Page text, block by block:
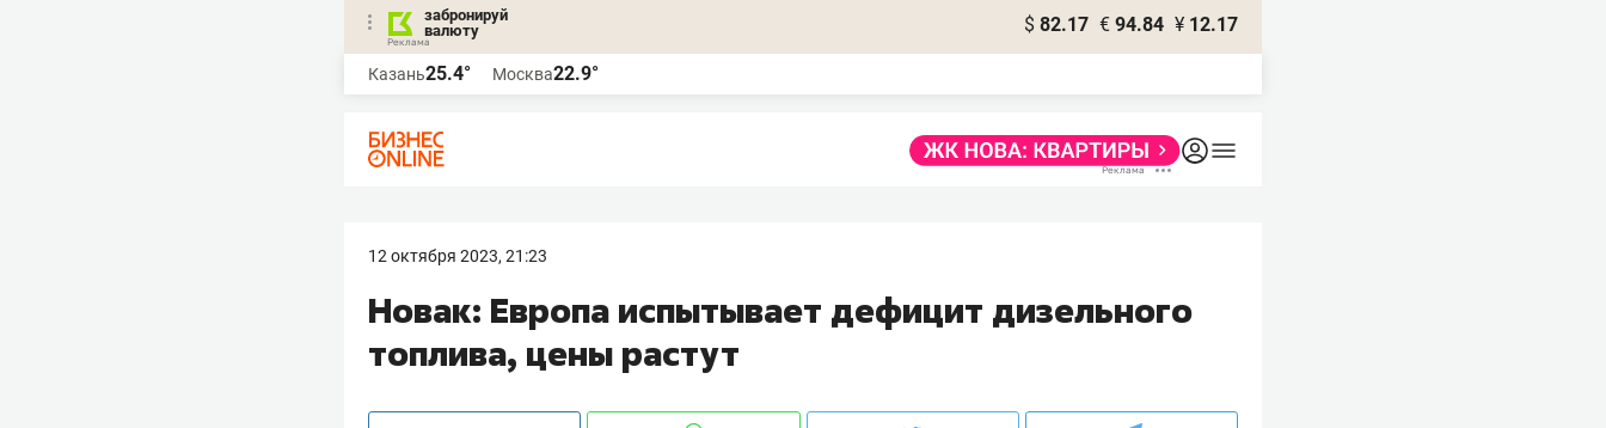
забронируй
валюту
$ 82.17 € 94.84 ¥ 12.17
Казань25.4° Москва22.9°
12 октября 2023, 21:23
Новак: Европа испытывает дефицит дизельного
топлива, цены растут